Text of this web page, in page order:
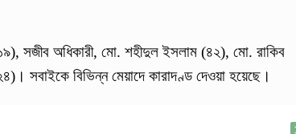
সজীব অধিকারী, মো. শহীদুল ইসলাম (৪২), মো. রাকিব
বিভিন্ন মেয়াদে কারাদণ্ড দেওয়া হয়েছে।